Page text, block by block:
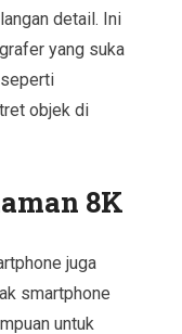
detail. Ini
yang suka
objek di
8K
juga
smartphone
untuk